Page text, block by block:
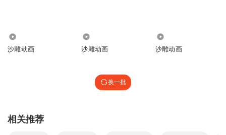
沙雕动画 沙雕动画 沙雕动画
换一批
相关推荐